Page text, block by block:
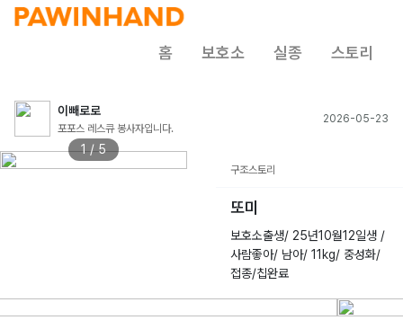
홈 보호소 실종 스토리
이빼로로
포포스 레스큐 봉사자입니다.
2026-05-23
1 / 5
구조스토리
또미
보호소출생/ 25년10월12일생 /
사람좋아/ 남아/ 11kg/ 중성화/
접종/칩완료